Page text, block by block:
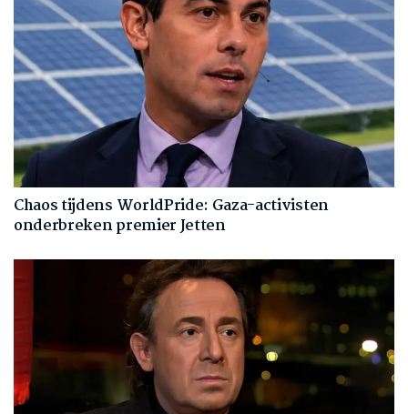
Chaos tijdens WorldPride: Gaza-activisten
onderbreken premier Jetten